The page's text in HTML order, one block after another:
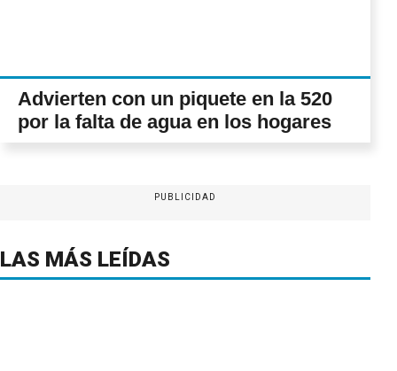
Advierten con un piquete en la 520
por la falta de agua en los hogares
PUBLICIDAD
LAS MÁS LEÍDAS